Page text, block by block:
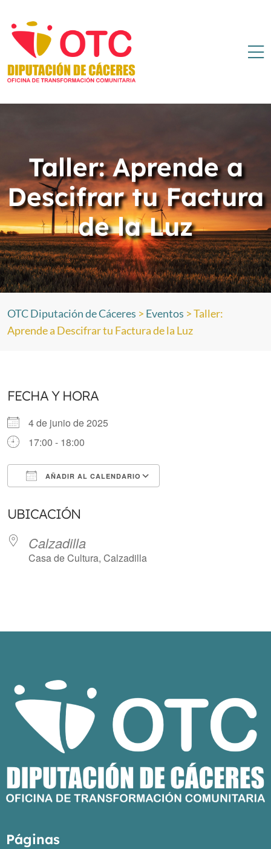
Taller: Aprende a
Descifrar tu Factura
de la Luz
OTC Diputación de Cáceres > Eventos >Taller:
Aprende a Descifrar tu Factura de la Luz
FECHA Y HORA
4 de junio de 2025
17:00 - 18:00
AÑADIR AL CALENDARIO
UBICACIÓN
Calzadilla
Casa de Cultura, Calzadilla
Páginas